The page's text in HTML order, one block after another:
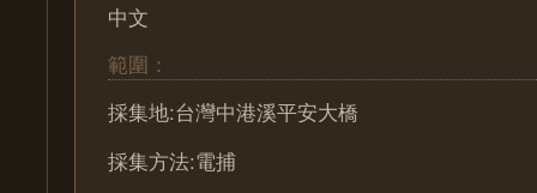
中文
範圍：
採集地:台灣中港溪平安大橋
採集方法:電捕